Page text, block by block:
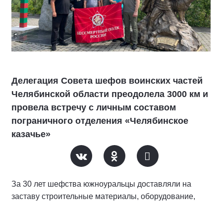
Делегация Совета шефов воинских частей
Челябинской области преодолела 3000 км и
провела встречу с личным составом
пограничного отделения «Челябинское
казачье»
За 30 лет шефства южноуральцы доставляли на
заставу строительные материалы, оборудование,